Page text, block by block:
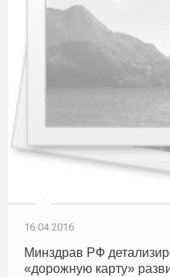
16.04.2016
Минздрав РФ
«дорожную карту»